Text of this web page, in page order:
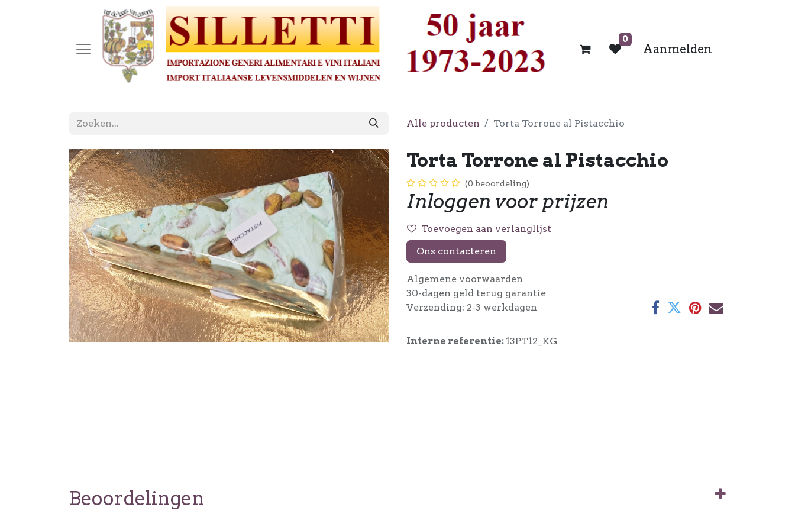
0
Aanmelden
Alle producten Torta Torrone al Pistacchio
Torta Torrone al Pistacchio
(0 beoordeling)
Inloggen voor prijzen
Toevoegen aan verlanglijst
Ons contacteren
Algemene voorwaarden
30-dagen geld terug garantie
Verzending: 2-3 werkdagen
Interne referentie: 13PT12_KG
Beoordelingen